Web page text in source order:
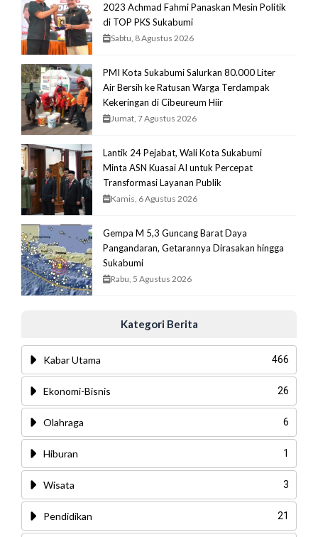
2023 Achmad Fahmi Panaskan Mesin Politik
di TOP PKS Sukabumi
Sabtu, 8 Agustus 2026
PMI Kota Sukabumi Salurkan 80.000 Liter
Air Bersih ke Ratusan Warga Terdampak
Kekeringan di Cibeureum Hiir
Jumat, 7 Agustus 2026
Lantik 24 Pejabat, Wali Kota Sukabumi
Minta ASN Kuasai AI untuk Percepat
Transformasi Layanan Publik
Kamis, 6 Agustus 2026
Gempa M 5,3 Guncang Barat Daya
Pangandaran, Getarannya Dirasakan hingga
Sukabumi
Rabu, 5 Agustus 2026
Kategori Berita
Kabar Utama 466
Ekonomi-Bisnis 26
Olahraga 6
Hiburan 1
Wisata 3
Pendidikan 21